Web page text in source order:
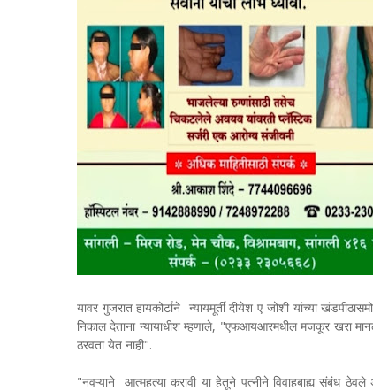
यावर गुजरात हायकोर्टाने न्यायमूर्ती दीयेश ए जोशी यांच्या
निकाल देताना न्यायाधीश म्हणाले, "एफआयआरमधील मजकूर खरा
ठरवता येत नाही".
"नवऱ्याने आत्महत्या करावी या हेतूने पत्नीने विवाहबाह्य संबंध